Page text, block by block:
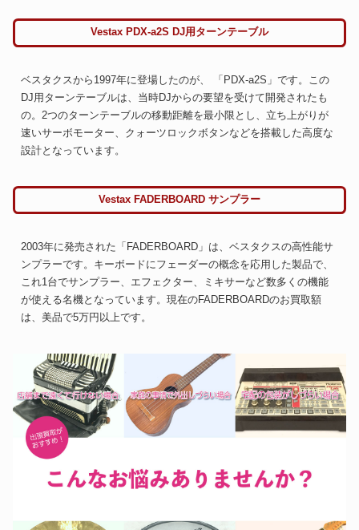
Vestax PDX-a2S DJ用ターンテーブル
ベスタクスから1997年に登場したのが、 「PDX-a2S」です。この
DJ用ターンテーブルは、当時DJからの要望を受けて開発されたも
の。2つのターンテーブルの移動距離を最小限とし、立ち上がりが
速いサーボモーター、クォーツロックボタンなどを搭載した高度な
設計となっています。
Vestax FADERBOARD サンプラー
2003年に発売された「FADERBOARD」は、ベスタクスの高性能サ
ンプラーです。キーボードにフェーダーの概念を応用した製品で、
これ1台でサンプラー、エフェクター、ミキサーなど数多くの機能
が使える名機となっています。現在のFADERBOARDのお買取額
は、美品で5万円以上です。